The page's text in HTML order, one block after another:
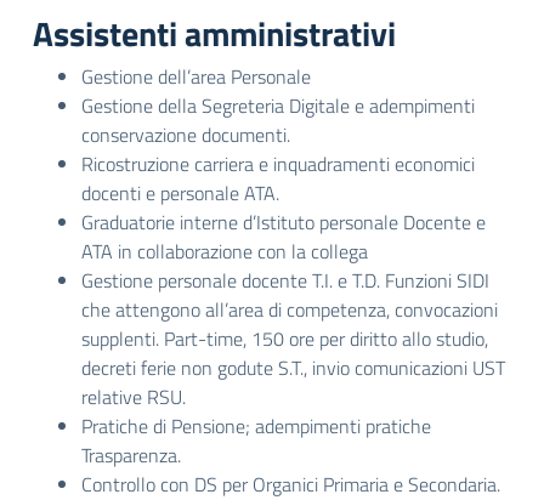
Assistenti amministrativi
Gestione dell’area Personale
Gestione della Segreteria Digitale e adempimenti
conservazione documenti.
Ricostruzione carriera e inquadramenti economici
docenti e personale ATA.
Graduatorie interne d’Istituto personale Docente e
ATA in collaborazione con la collega
Gestione personale docente T.I. e T.D. Funzioni SIDI
che attengono all’area di competenza, convocazioni
supplenti. Part-time, 150 ore per diritto allo studio,
decreti ferie non godute S.T., invio comunicazioni UST
relative RSU.
Pratiche di Pensione; adempimenti pratiche
Trasparenza.
Controllo con DS per Organici Primaria e Secondaria.